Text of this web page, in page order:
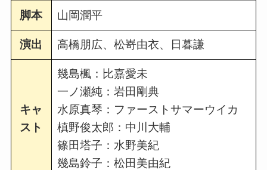
脚本 山岡潤平
演出 高橋朋広、松嵜由衣、日暮謙
キャ
スト
幾島楓：比嘉愛未
一ノ瀬純：岩田剛典
水原真琴：ファーストサマーウイカ
槙野俊太郎：中川大輔
篠田塔子：水野美紀
幾島鈴子：松田美由紀